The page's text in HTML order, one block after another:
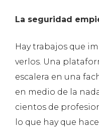
La seguridad
Hay trabajos que
verlos. Una
escalera en una
en medio de la
cientos de
lo que hay que